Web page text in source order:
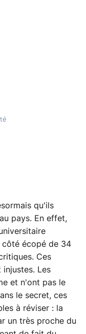
qu'ils
pays. En effet,
côté écopé de 34
Ces
injustes. Les
et n'ont pas le
le secret, ces
à réviser : la
un très proche du